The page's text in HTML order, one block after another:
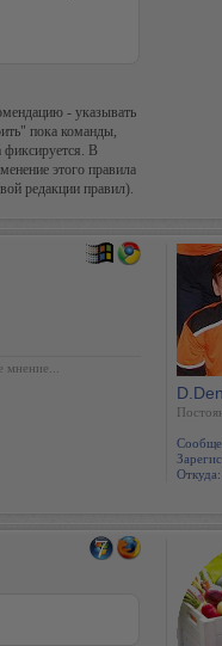
- указывать
пока команды,
фиксируется. В
этого правила
редакции правил).
Откуда: